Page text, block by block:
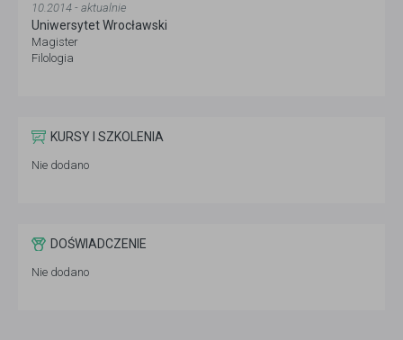
10.2014 - aktualnie
Uniwersytet Wrocławski
Magister
Filologia
KURSY I SZKOLENIA
Nie dodano
DOŚWIADCZENIE
Nie dodano